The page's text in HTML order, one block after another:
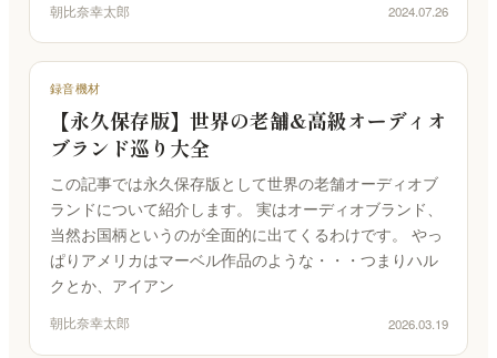
朝比奈幸太郎 2024.07.26
録音機材
【永久保存版】世界の老舗&高級オーディオ
ブランド巡り大全
この記事では永久保存版として世界の老舗オーディオブ
ランドについて紹介します。 実はオーディオブランド、
当然お国柄というのが全面的に出てくるわけです。 やっ
ぱりアメリカはマーベル作品のような・・・つまりハル
クとか、アイアン
朝比奈幸太郎 2026.03.19